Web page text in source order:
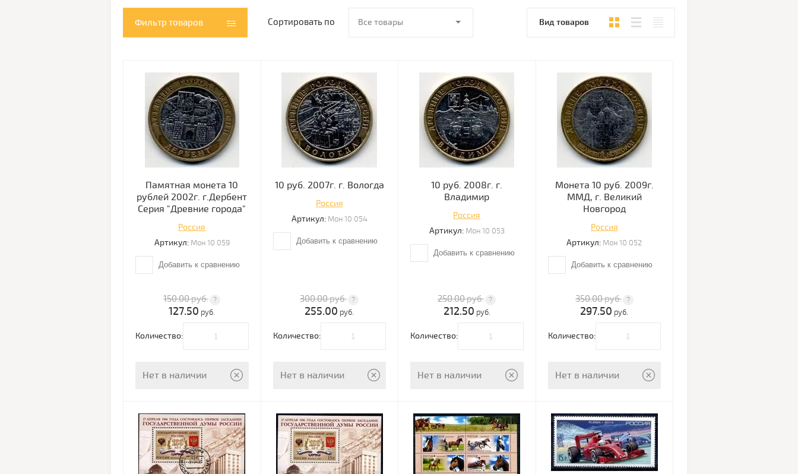
Фильтр товаров Сортировать по Все товары Вид товаров
Памятная монета 10
рублей 2002г. г.Дербент
Серия "Древние города"
Россия
Артикул:Мон 10 059
Добавить к сравнению
150.00руб.
127.50 руб.
Количество:
Нет в наличии
10 руб. 2007г. г. Вологда
Россия
Артикул:Мон 10 054
Добавить к сравнению
300.00руб.
255.00 руб.
Количество:
Нет в наличии
10 руб. 2008г. г.
Владимир
Россия
Артикул:Мон 10 053
Добавить к сравнению
250.00руб.
212.50 руб.
Количество:
Нет в наличии
Монета 10 руб. 2009г.
ММД, г. Великий
Новгород
Россия
Артикул: Мон 10 052
Добавить к сравнению
350.00руб.
297.50 руб.
Количество:
Нет в наличии